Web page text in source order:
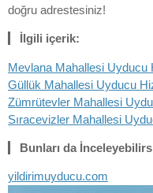
doğru adrestesiniz!
İlgili içerik:
Mevlana Mahallesi Uyducu
Güllük Mahallesi Uyducu
Zümrütevler Mahallesi
Sıracevizler Mahallesi
Bunları da
yildirimuyducu.com